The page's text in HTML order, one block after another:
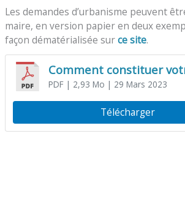
Les demandes d’urbanisme peuvent
maire, en version papier en deux
façon dématérialisée surce site.
Comment constituer
PDF| 2,93 Mo | 29 Mars 2023
Télécharger